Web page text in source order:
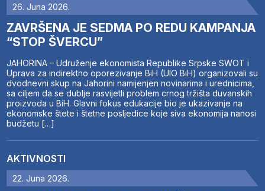
26. Juna 2026.
ZAVRŠENA JE SEDMA PO REDU KAMPANJA
“STOP ŠVERCU”
JAHORINA – Udruženje ekonomista Republike Srpske SWOT i
Uprava za indirektno oporezivanje BiH (UIO BiH) organizovali su
dvodnevni skup na Jahorini namijenjen novinarima i urednicima,
sa ciljem da se dublje rasvijetli problem crnog tržišta duvanskih
proizvoda u BiH. Glavni fokus edukacije bio je ukazivanje na
ekonomske štete i štetne posljedice koje siva ekonomija nanosi
budžetu […]
AKTIVNOSTI
22. Juna 2026.